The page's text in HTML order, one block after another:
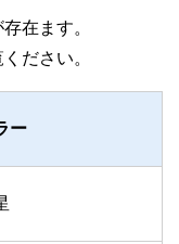
在ます。
ださい。
ー